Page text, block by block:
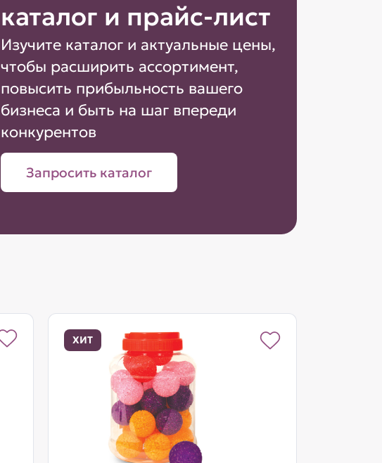
каталог и прайс-лист
Изучите каталог и актуальные цены,
чтобы расширить ассортимент,
повысить прибыльность вашего
бизнеса и быть на шаг впереди
конкурентов
Запросить каталог
ХИТ